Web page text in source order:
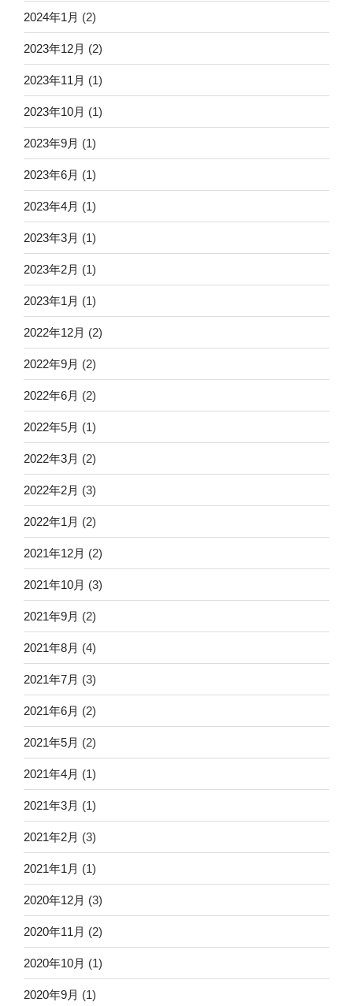
2024年1月 (2)
2023年12月 (2)
2023年11月 (1)
2023年10月 (1)
2023年9月 (1)
2023年6月 (1)
2023年4月 (1)
2023年3月 (1)
2023年2月 (1)
2023年1月 (1)
2022年12月 (2)
2022年9月 (2)
2022年6月 (2)
2022年5月 (1)
2022年3月 (2)
2022年2月 (3)
2022年1月 (2)
2021年12月 (2)
2021年10月 (3)
2021年9月 (2)
2021年8月 (4)
2021年7月 (3)
2021年6月 (2)
2021年5月 (2)
2021年4月 (1)
2021年3月 (1)
2021年2月 (3)
2021年1月 (1)
2020年12月 (3)
2020年11月 (2)
2020年10月 (1)
2020年9月 (1)